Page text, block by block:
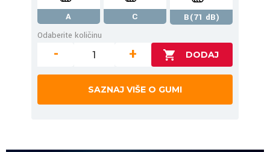
A C
B(71 dB)
Odaberite količinu
- +
SAZNAJ VIŠE O GUMI